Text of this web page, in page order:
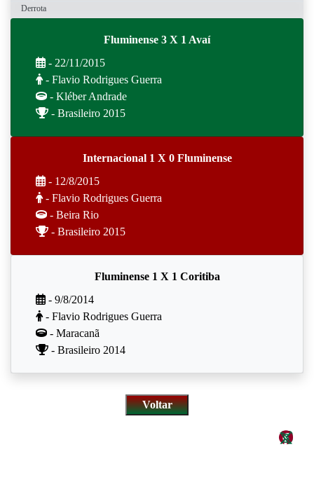
Derrota
Fluminense 3 X 1 Avaí
- 22/11/2015
- Flavio Rodrigues Guerra
- Kléber Andrade
- Brasileiro 2015
Internacional 1 X 0 Fluminense
- 12/8/2015
- Flavio Rodrigues Guerra
- Beira Rio
- Brasileiro 2015
Fluminense 1 X 1 Coritiba
- 9/8/2014
- Flavio Rodrigues Guerra
- Maracanã
- Brasileiro 2014